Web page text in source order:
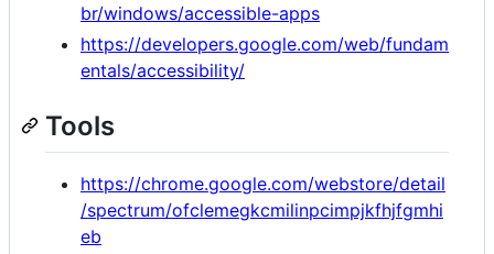
br/windows/accessible-apps
https://developers.google.com/web/fundam
entals/accessibility/
Tools
https://chrome.google.com/webstore/detail
/spectrum/ofclemegkcmilinpcimpjkfhjfgmhi
eb